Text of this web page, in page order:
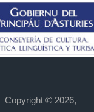
Copyright © 2026,